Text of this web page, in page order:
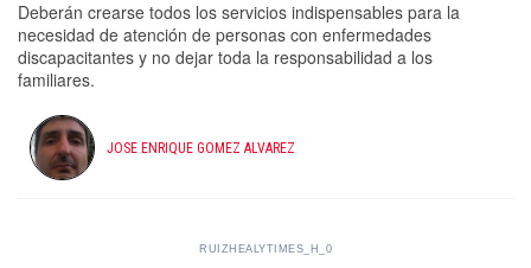
Deberán crearse todos los servicios indispensables para la
necesidad de atención de personas con enfermedades
discapacitantes y no dejar toda la responsabilidad a los
familiares.
JOSE ENRIQUE GOMEZ ALVAREZ
RUIZHEALYTIMES_H_0